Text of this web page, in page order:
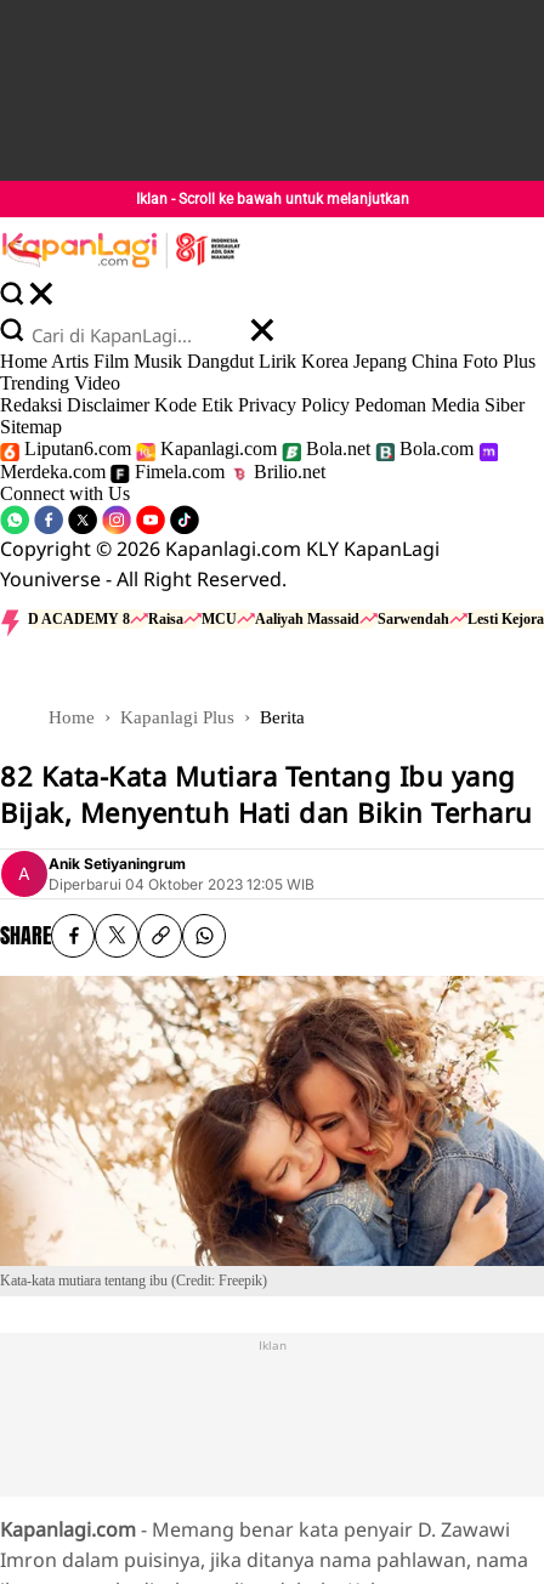
Iklan - Scroll ke bawah untuk melanjutkan
Home Artis Film Musik Dangdut Lirik Korea Jepang China Foto Plus
Trending Video
Redaksi Disclaimer Kode Etik Privacy Policy Pedoman Media Siber
Sitemap
Liputan6.com
Kapanlagi.com Bola.net
Bola.com
Merdeka.com
Fimela.com
Brilio.net
Connect with Us
Copyright © 2026 Kapanlagi.com KLY KapanLagi
Youniverse - All Right Reserved.
D ACADEMY 8 Raisa MCU Aaliyah Massaid Sarwendah Lesti Kejora
Home Kapanlagi Plus Berita
82 Kata-Kata Mutiara Tentang Ibu yang
Bijak, Menyentuh Hati dan Bikin Terharu
Anik Setiyaningrum
Diperbarui 04 Oktober 2023 12:05 WIB
SHARE
Kata-kata mutiara tentang ibu (Credit: Freepik)
Iklan
Kapanlagi.com- Memang benar kata penyair D. Zawawi
Imron dalam puisinya, jika ditanya nama pahlawan, nama